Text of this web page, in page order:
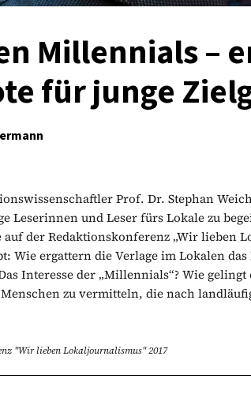
Millennials –
für junge
Prof. Dr. Stephan
Leserinnen und Leser fürs Lokale zu
auf der Redaktionskonferenz „Wir lieben
Wie ergattern die Verlage im Lokalen
Interesse der „Millennials“? Wie
zu vermitteln, die nach
"Wir lieben Lokaljournalismus" 2017